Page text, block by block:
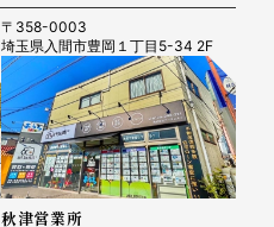
〒358-0003
埼玉県入間市豊岡１丁目5-34 2F
秋津営業所